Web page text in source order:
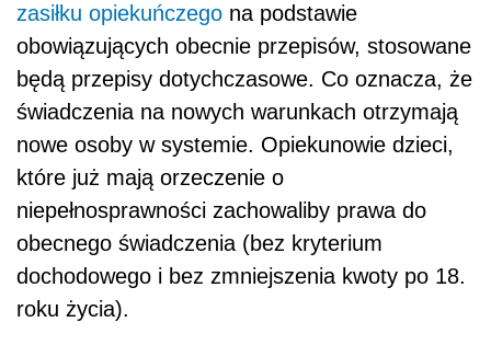
zasiłku opiekuńczego na podstawie
obowiązujących obecnie przepisów, stosowane
będą przepisy dotychczasowe. Co oznacza, że
świadczenia na nowych warunkach otrzymają
nowe osoby w systemie. Opiekunowie dzieci,
które już mają orzeczenie o
niepełnosprawności zachowaliby prawa do
obecnego świadczenia (bez kryterium
dochodowego i bez zmniejszenia kwoty po 18.
roku życia).